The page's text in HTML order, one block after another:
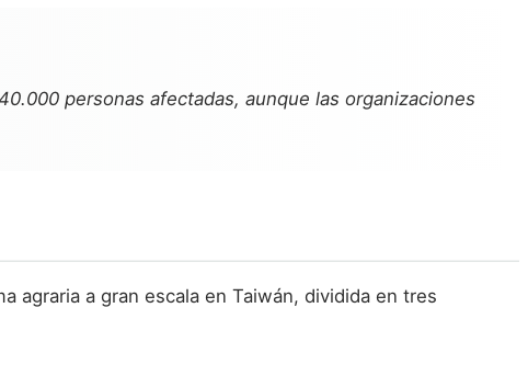
personas afectadas, aunque las organizaciones
agraria a gran escala en Taiwán, dividida en tres